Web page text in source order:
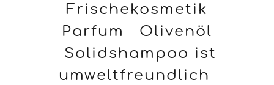
Frischekosmetik
Parfum
Olivenöl
Solidshampoo ist
umweltfreundlich